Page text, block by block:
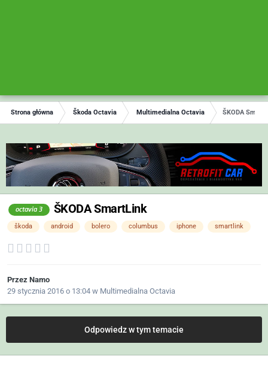
Strona główna Škoda Octavia Multimedialna Octavia ŠKODA
octavia 3 ŠKODA SmartLink
škoda android bolero columbus iphone smartlink
Przez Namo
29 stycznia 2016 o 13:04 w Multimedialna Octavia
Odpowiedz w tym temacie